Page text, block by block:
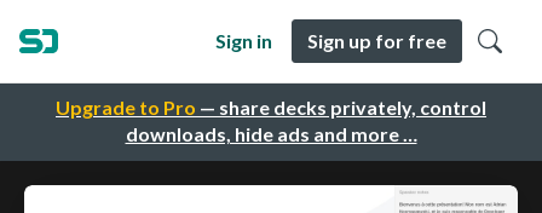
Upgrade to Pro — share decks privately, control
downloads, hide ads and more …
Sign in Sign up for free